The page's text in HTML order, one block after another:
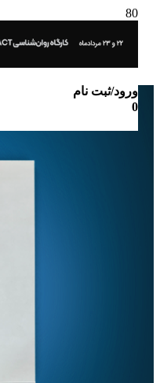
ورود/ثبت نام